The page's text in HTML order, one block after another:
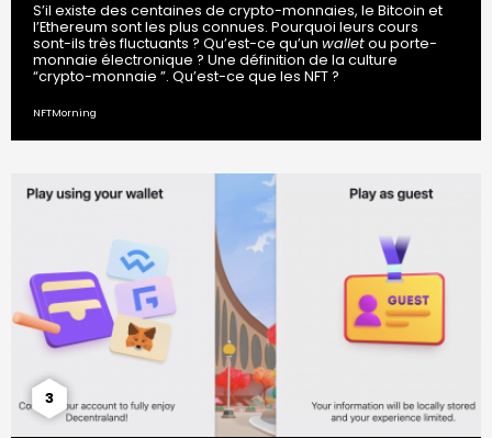
S’il existe des centaines de crypto-monnaies, le Bitcoin et
l’Ethereum sont les plus connues. Pourquoi leurs cours
sont-ils très fluctuants ? Qu’est-ce qu’un walletou porte-
monnaie électronique ? Une définition de la culture
“crypto-monnaie ”. Qu’est-ce que les NFT ?
NFTMorning
3